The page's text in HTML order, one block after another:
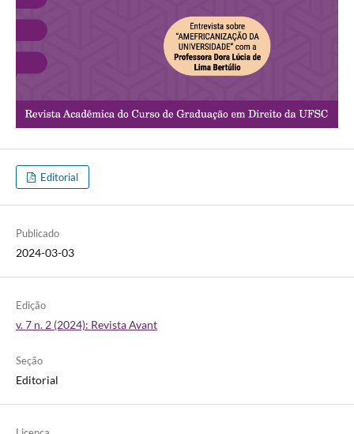
Editorial
Publicado
2024-03-03
Edição
v. 7 n. 2 (2024): Revista Avant
Seção
Editorial